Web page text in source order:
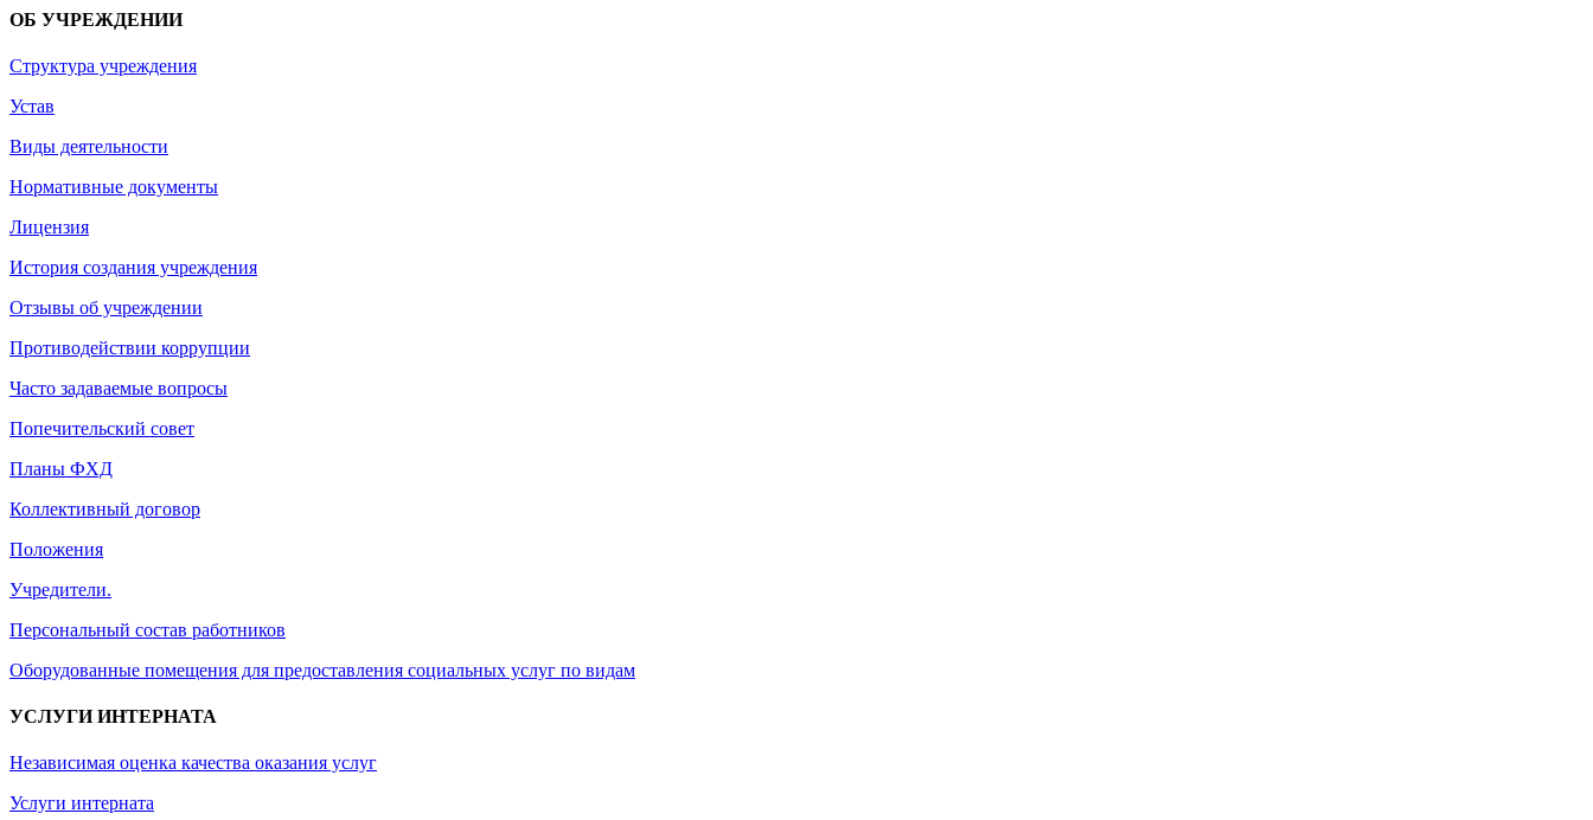
ОБ УЧРЕЖДЕНИИ
Структура учреждения
Устав
Виды деятельности
Нормативные документы
Лицензия
История создания учреждения
Отзывы об учреждении
Противодействии коррупции
Часто задаваемые вопросы
Попечительский совет
Планы ФХД
Коллективный договор
Положения
Учредители.
Персональный состав работников
Оборудованные помещения для предоставления социальных услуг по видам
УСЛУГИ ИНТЕРНАТА
Независимая оценка качества оказания услуг
Услуги интерната